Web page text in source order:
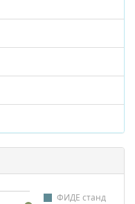
ФИДЕ станд